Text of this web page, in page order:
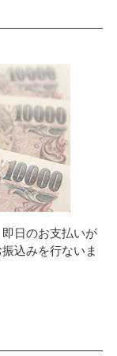
日のお支払いが
込みを行ないま